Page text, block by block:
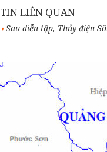
TIN LIÊN QUAN
Sau diễn tập, Thủy điện